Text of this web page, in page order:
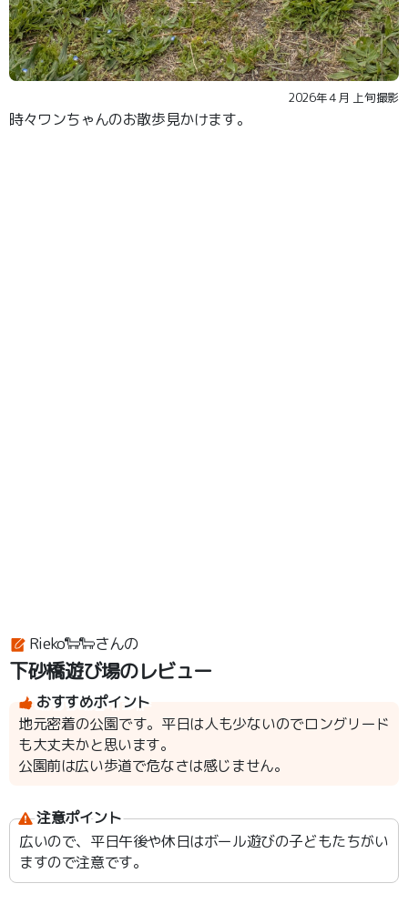
2026年４月 上旬撮影
時々ワンちゃんのお散歩見かけます。
Rieko🐑🐑さんの
下砂橋遊び場のレビュー
おすすめポイント
地元密着の公園です。平日は人も少ないのでロングリード
も大丈夫かと思います。
公園前は広い歩道で危なさは感じません。
注意ポイント
広いので、平日午後や休日はボール遊びの子どもたちがい
ますので注意です。